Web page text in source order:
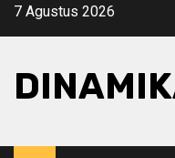
Skip7 Agustus 2026